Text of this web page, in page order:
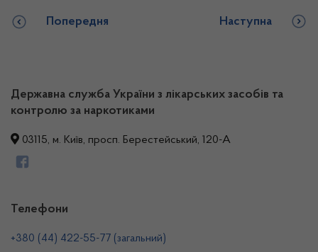
Попередня Наступна
Державна служба України з лікарських засобів та
контролю за наркотиками
03115, м. Київ, просп. Берестейський, 120-А
Телефони
+380 (44) 422-55-77 (загальний)